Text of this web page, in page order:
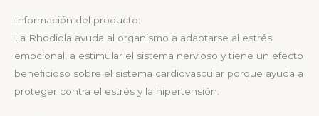
Información del producto:
La Rhodiola ayuda al organismo a adaptarse al estrés
emocional, a estimular el sistema nervioso y tiene un efecto
beneﬁcioso sobre el sistema cardiovascular porque ayuda a
proteger contra el estrés y la hipertensión.